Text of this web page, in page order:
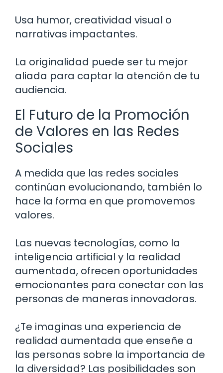
Usa humor, creatividad visual o
narrativas impactantes.
La originalidad puede ser tu mejor
aliada para captar la atención de tu
audiencia.
El Futuro de la Promoción
de Valores en las Redes
Sociales
A medida que las redes sociales
continúan evolucionando, también lo
hace la forma en que promovemos
valores.
Las nuevas tecnologías, como la
inteligencia artificial y la realidad
aumentada, ofrecen oportunidades
emocionantes para conectar con las
personas de maneras innovadoras.
¿Te imaginas una experiencia de
realidad aumentada que enseñe a
las personas sobre la importancia de
la diversidad? Las posibilidades son